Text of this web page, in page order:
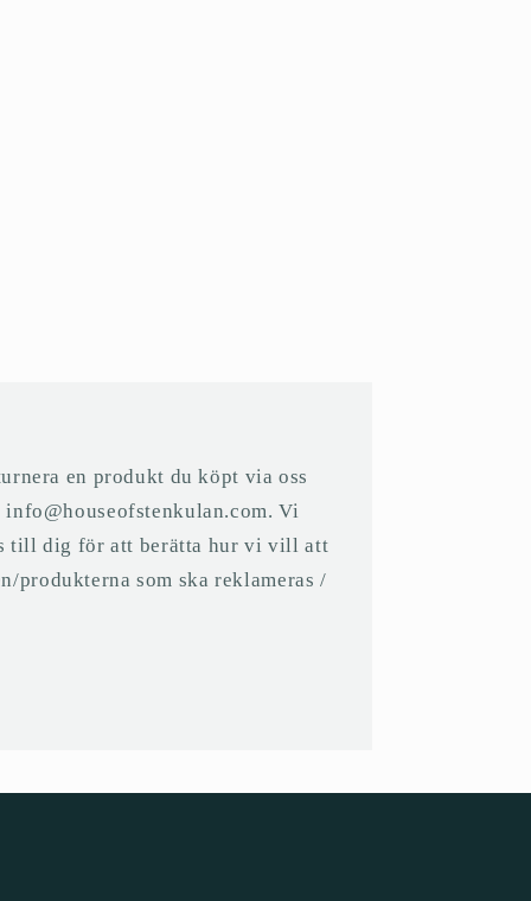
en produkt du köpt via oss
Vi
till dig för att berätta hur vi vill att
produkterna som ska reklameras /